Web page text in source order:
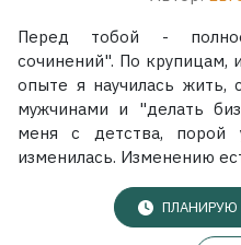
Перед тобой -
сочинений". По крупицам,
опыте я научилась жить,
мужчинами и "делать
меня с детства, порой
изменилась. Изменению
ПЛАНИРУЮ